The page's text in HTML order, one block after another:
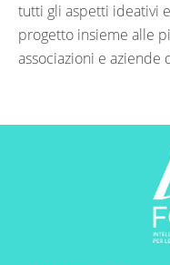
tutti gli aspetti ideativi
progetto insieme alle
associazioni e aziende